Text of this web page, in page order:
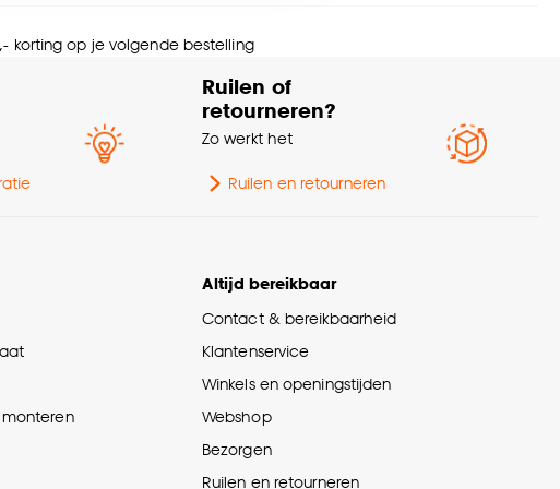
onze
Wasvoorschriften
Afnemen met vochtige
doek
korting op je volgende bestelling
Ruilen of
retourneren?
Zo werkt het
Ruilen en retourneren
Altijd bereikbaar
Contact & bereikbaarheid
Klantenservice
Winkels en openingstijden
Webshop
Bezorgen
Ruilen en retourneren